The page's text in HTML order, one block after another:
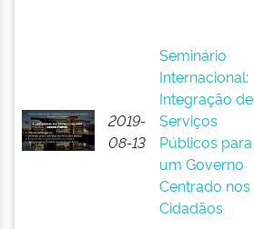
2019-
08-13
Seminário
Internacional:
Integração de
Serviços
Públicos para
um Governo
Centrado nos
Cidadãos